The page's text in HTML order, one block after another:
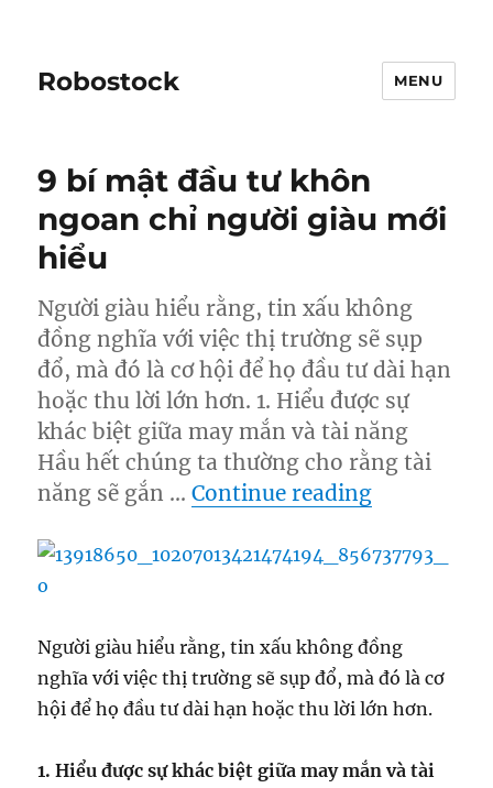
Robostock MENU
9 bí mật đầu tư khôn
ngoan chỉ người giàu mới
hiểu
Người giàu hiểu rằng, tin xấu không
đồng nghĩa với việc thị trường sẽ sụp
đổ, mà đó là cơ hội để họ đầu tư dài hạn
hoặc thu lời lớn hơn. 1. Hiểu được sự
khác biệt giữa may mắn và tài năng
Hầu hết chúng ta thường cho rằng tài
năng sẽ gắn …Continue reading“9 bí mật
Người giàu hiểu rằng, tin xấu không đồng
nghĩa với việc thị trường sẽ sụp đổ, mà đó là cơ
hội để họ đầu tư dài hạn hoặc thu lời lớn hơn.
1. Hiểu được sự khác biệt giữa may mắn và tài